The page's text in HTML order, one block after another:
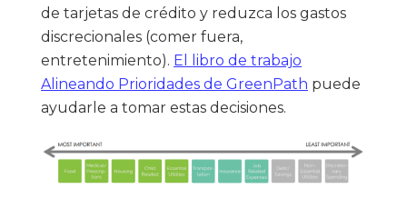
de tarjetas de crédito y reduzca los gastos
discrecionales (comer fuera,
entretenimiento). El libro de trabajo
Alineando Prioridades de GreenPath puede
ayudarle a tomar estas decisiones.